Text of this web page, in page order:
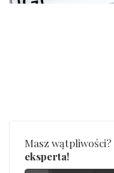
Masa
Masz wątpliwości?
eksperta!